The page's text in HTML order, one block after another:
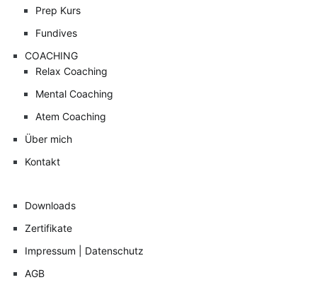
Prep Kurs
Fundives
COACHING
Relax Coaching
Mental Coaching
Atem Coaching
Über mich
Kontakt
Downloads
Zertifikate
Impressum | Datenschutz
AGB